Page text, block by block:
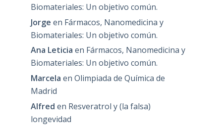
Biomateriales: Un objetivo común.
Jorge en Fármacos, Nanomedicina y
Biomateriales: Un objetivo común.
Ana Leticia en Fármacos, Nanomedicina y
Biomateriales: Un objetivo común.
Marcela en Olimpiada de Química de
Madrid
Alfred en Resveratrol y (la falsa)
longevidad